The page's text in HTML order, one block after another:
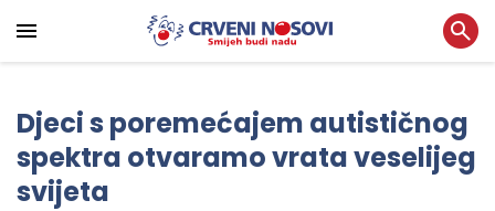
Djeci s poremećajem autističnog
spektra otvaramo vrata veselijeg
svijeta